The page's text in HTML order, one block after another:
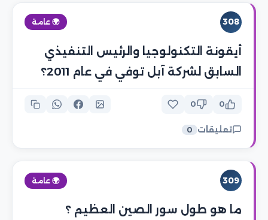
308 🌍 عامة
أيقونة التكنولوجيا والرئيس التنفيذي
السابق لشركة آبل توفي في عام 2011؟
0
0
تعليقات 0
309 🌍 عامة
ما هو طول سور الصين العظيم ؟